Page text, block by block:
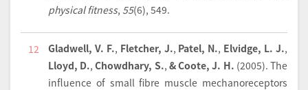
physical fitness, 55(6), 549.
12 Gladwell, V. F., Fletcher, J., Patel, N., Elvidge, L. J.,
Lloyd, D.,Chowdhary, S., & Coote, J. H. (2005).The
influence of small fibre muscle mechanoreceptors